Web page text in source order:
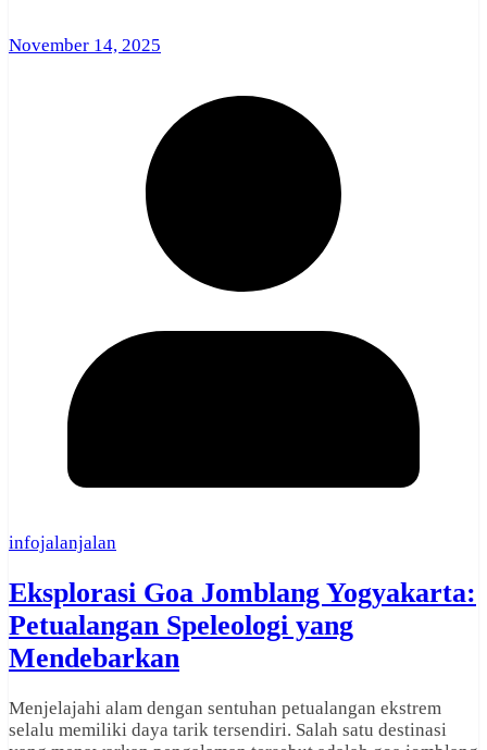
November 14, 2025
infojalanjalan
Eksplorasi Goa Jomblang Yogyakarta:
Petualangan Speleologi yang
Mendebarkan
Menjelajahi alam dengan sentuhan petualangan ekstrem
selalu memiliki daya tarik tersendiri. Salah satu destinasi